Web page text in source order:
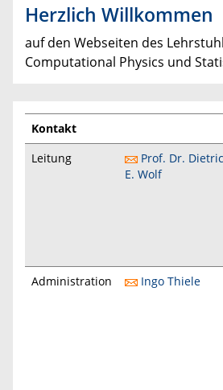
Herzlich Willkommen
auf den Webseiten des
Computational Physics und
Kontakt
Leitung
Prof. Dr.
E. Wolf
Administration Ingo Thiele